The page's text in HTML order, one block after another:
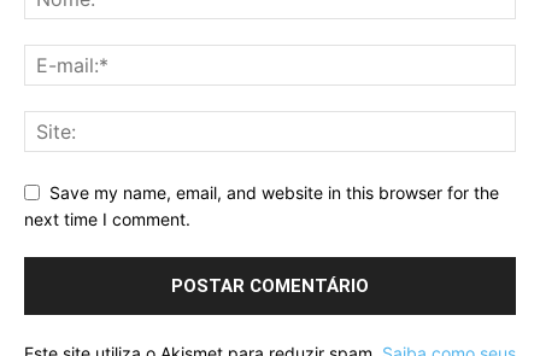
Save my name, email, and website in this browser for the
next time I comment.